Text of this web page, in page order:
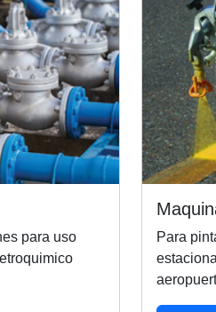
para uso
Para